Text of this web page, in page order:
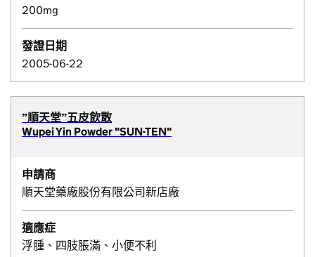
200mg
發證日期
2005-06-22
”順天堂”五皮飲散
Wupei Yin Powder "SUN-TEN"
申請商
順天堂藥廠股份有限公司新店廠
適應症
浮腫、四肢脹滿、小便不利